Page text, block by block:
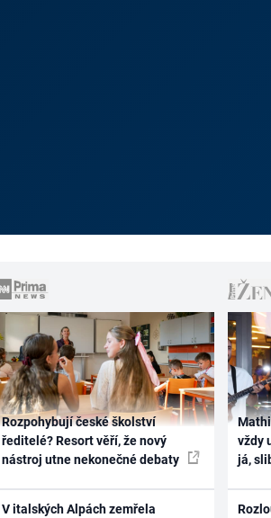
Rozpohybují české školství
ředitelé? Resort věří, že nový
nástroj utne nekonečné debaty
V italských Alpách zemřela
vždy
já,